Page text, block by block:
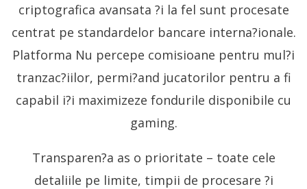
criptografica avansata ?i la fel sunt procesate
centrat pe standardelor bancare interna?ionale.
Platforma Nu percepe comisioane pentru mul?i
tranzac?iilor, permi?and jucatorilor pentru a fi
capabil i?i maximizeze fondurile disponibile cu
gaming.
Transparen?a as o prioritate – toate cele
detaliile pe limite, timpii de procesare ?i